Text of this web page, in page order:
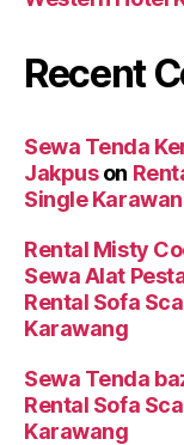
Recent
Sewa Tenda
Jakpuson
Single
Rental Misty
Sewa Alat
Rental Sofa
Karawang
Sewa Tenda
Rental Sofa
Karawang